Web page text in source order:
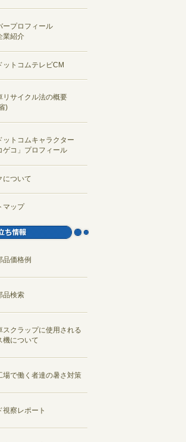
ープロフィール
業紹介
ットコムテレビCM
リサイクル法の概要
)
ットコムキャラクター
ゲコ」プロフィール
について
マップ
品価格例
品検索
スクラップに使用される
機について
場で働く者達の暑さ対策
視察レポート